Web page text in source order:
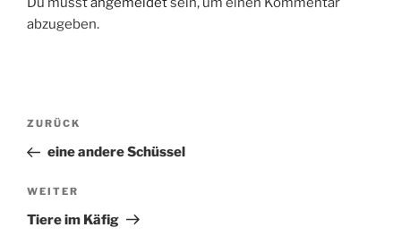
abzugeben.
Beitragsnavigation
Vorheriger
Beitrag
ZURÜCK
eine andere Schüssel
Nächster
Beitrag
WEITER
Tiere im Käfig